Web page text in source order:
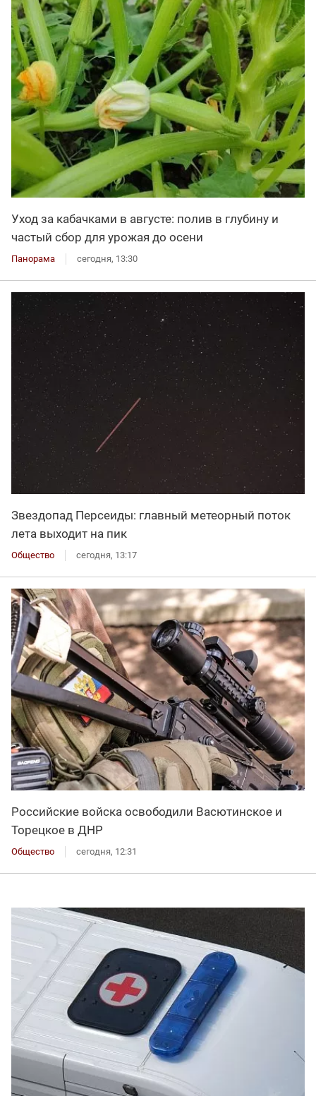
Уход за кабачками в августе: полив в глубину и
частый сбор для урожая до осени
Панорама сегодня, 13:30
Звездопад Персеиды: главный метеорный поток
лета выходит на пик
Общество сегодня, 13:17
Российские войска освободили Васютинское и
Торецкое в ДНР
Общество сегодня, 12:31